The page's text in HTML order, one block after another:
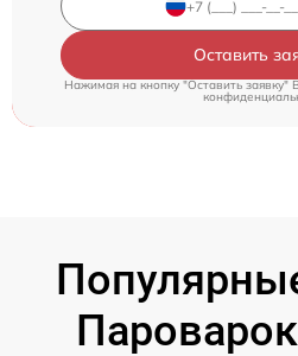
Оставить
Нажимая на кнопку "Оставить заявку"